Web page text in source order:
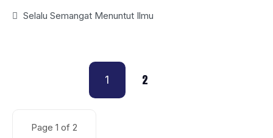
Selalu Semangat Menuntut Ilmu
Page 1 of 2
1 2